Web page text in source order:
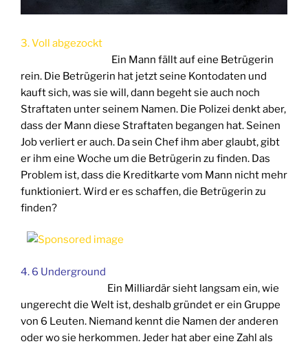
3. Voll abge­zockt
Ein Mann fällt auf eine Betrü­ge­rin
rein. Die Betrü­ge­rin hat jetzt sei­ne Kon­to­da­ten und
kauft sich, was sie will, dann begeht sie auch noch
Straf­ta­ten unter sei­nem Namen. Die Poli­zei denkt aber,
dass der Mann die­se Straf­ta­ten began­gen hat. Sei­nen
Job ver­liert er auch. Da sein Chef ihm aber glaubt, gibt
er ihm eine Woche um die Betrü­ge­rin zu fin­den. Das
Pro­blem ist, dass die Kre­dit­kar­te vom Mann nicht mehr
funk­tio­niert. Wird er es schaf­fen, die Betrü­ge­rin zu
finden?
4. 6 Under­ground
Ein Mil­li­ar­där sieht lang­sam ein, wie
unge­recht die Welt ist, des­halb grün­det er ein Grup­pe
von 6 Leu­ten. Nie­mand kennt die Namen der ande­ren
oder wo sie her­kom­men. Jeder hat aber eine Zahl als